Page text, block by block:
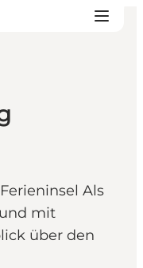
Als
mit
über den